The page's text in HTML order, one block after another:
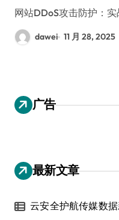
网站DDoS攻击防护：
dawei 11 月 28, 2025
广告
最新文章
云安全护航传媒数